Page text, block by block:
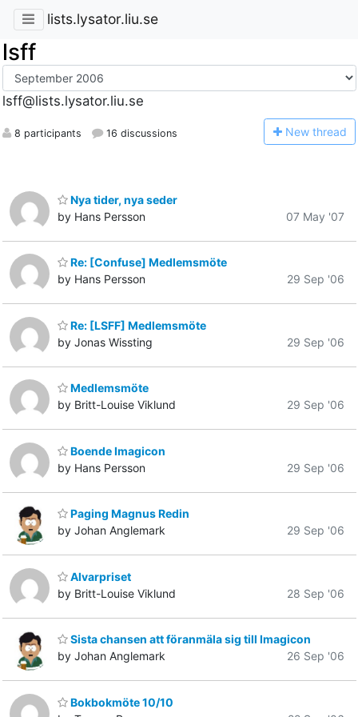
lists.lysator.liu.se
lsff
lsff@lists.lysator.liu.se
8 participants 16 discussions New thread
Nya tider, nya seder
by Hans Persson
07 May '07
Re: [Confuse] Medlemsmöte
by Hans Persson
29 Sep '06
Re: [LSFF] Medlemsmöte
by Jonas Wissting
29 Sep '06
Medlemsmöte
by Britt-Louise Viklund
29 Sep '06
Boende Imagicon
by Hans Persson
29 Sep '06
Paging Magnus Redin
by Johan Anglemark
29 Sep '06
Alvarpriset
by Britt-Louise Viklund
28 Sep '06
Sista chansen att föranmäla sig till Imagicon
by Johan Anglemark
26 Sep '06
Bokbokmöte 10/10